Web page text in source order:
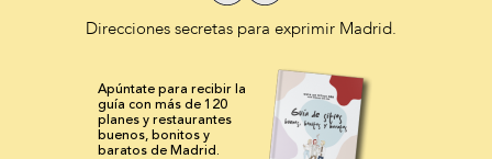
Direcciones secretas para exprimir Madrid.
Apúntate para recibir la
guía con más de 120
planes y restaurantes
buenos, bonitos y
baratos de Madrid.